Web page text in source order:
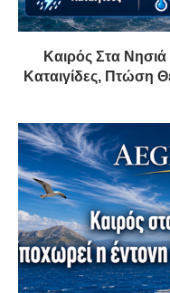
Καιρός Στα Νησιά
Καταιγίδες, Πτώση